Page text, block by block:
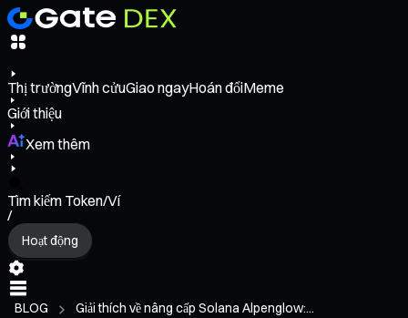
Thị trườngVĩnh cửuGiao ngayHoán đổiMeme
Giới thiệu
Xem thêm
Tìm kiếm Token/Ví
/
Hoạt động
BLOG Giải thích về nâng cấp Solana Alpenglow:...